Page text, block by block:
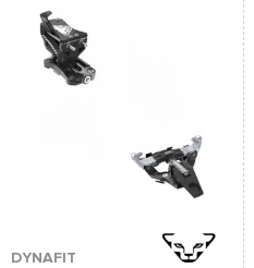
DYNAFIT